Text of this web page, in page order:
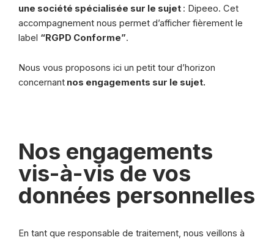
une société spécialisée sur le sujet : Dipeeo. Cet
accompagnement nous permet d’afficher fièrement le
label “RGPD Conforme”.
Nous vous proposons ici un petit tour d’horizon
concernant nos engagements sur le sujet.
Nos engagements
vis-à-vis de vos
données personnelles
En tant que responsable de traitement, nous veillons à